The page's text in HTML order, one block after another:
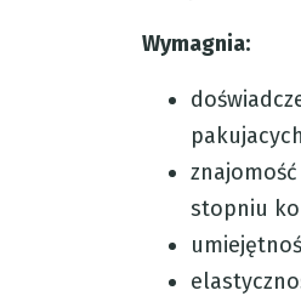
Wymagnia:
stopniu